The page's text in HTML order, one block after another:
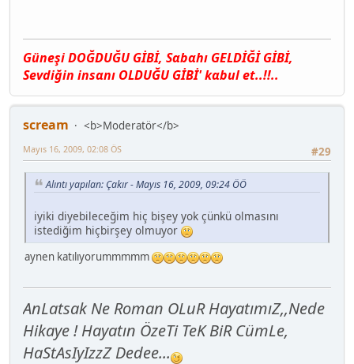
Güneşi DOĞDUĞU GİBİ, Sαbαhı GELDİĞİ GİBİ,
Sevdiğin insαnı OLDUĞU GİBİ' kαbul et..!!..
scream
<b>Moderatör</b>
#29
Mayıs 16, 2009, 02:08 ÖS
Alıntı yapılan: Çakır - Mayıs 16, 2009, 09:24 ÖÖ
iyiki diyebileceğim hiç bişey yok çünkü olmasını
istediğim hiçbirşey olmuyor
aynen katılıyorummmmm
AnLatsak Ne Roman OLuR HayatımıZ,,Nede
Hikaye ! Hayatın ÖzeTi TeK BiR CümLe,
HaStAsIyIzzZ Dedee...